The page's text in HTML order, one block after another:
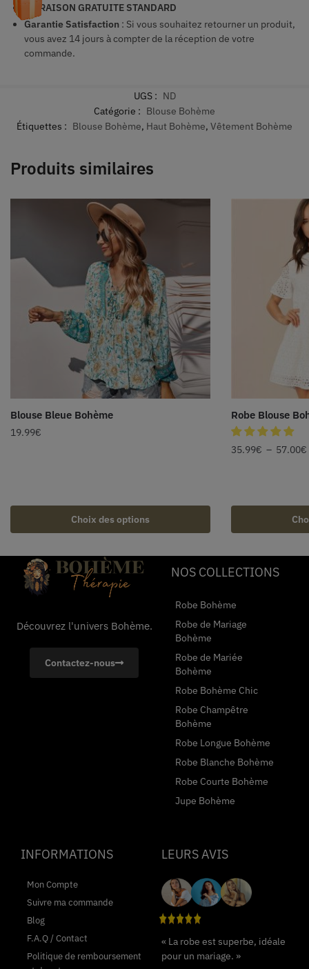
LIVRAISON GRATUITE STANDARD
Garantie Satisfaction : Si vous souhaitez retourner un produit,
vous avez 14 jours à compter de la réception de votre
commande.
UGS : ND
Catégorie : Blouse Bohème
Étiquettes : Blouse Bohème, Haut Bohème, Vêtement Bohème
Produits similaires
Blouse Bleue Bohème
19.99€
Choix des options
Robe Blouse
35.99€ – 57.00€
Découvrez l'univers Bohème.
Contactez-nous
NOS COLLECTIONS
Robe Bohème
Robe de Mariage
Bohème
Robe de Mariée
Bohème
Robe Bohème Chic
Robe Champêtre
Bohème
Robe Longue Bohème
Robe Blanche Bohème
Robe Courte Bohème
Jupe Bohème
INFORMATIONS
Mon Compte
Suivre ma commande
Blog
F.A.Q / Contact
Politique de remboursement
LEURS AVIS
« La robe est superbe, idéale
pour un mariage. »